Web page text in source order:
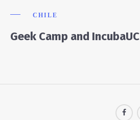
CHILE
Geek Camp and IncubaUC